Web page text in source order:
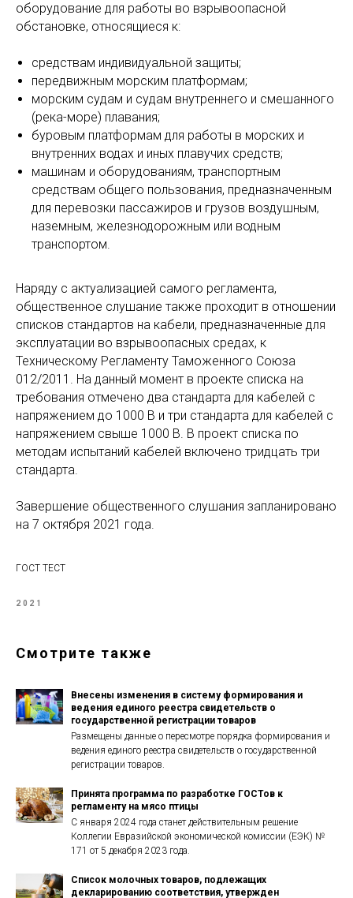
оборудование для работы во взрывоопасной
обстановке, относящиеся к:
средствам индивидуальной защиты;
передвижным морским платформам;
морским судам и судам внутреннего и смешанного
(река-море) плавания;
буровым платформам для работы в морских и
внутренних водах и иных плавучих средств;
машинам и оборудованиям, транспортным
средствам общего пользования, предназначенным
для перевозки пассажиров и грузов воздушным,
наземным, железнодорожным или водным
транспортом.
Наряду с актуализацией самого регламента,
общественное слушание также проходит в отношении
списков стандартов на кабели, предназначенные для
эксплуатации во взрывоопасных средах, к
Техническому Регламенту Таможенного Союза
012/2011. На данный момент в проекте списка на
требования отмечено два стандарта для кабелей с
напряжением до 1000 В и три стандарта для кабелей с
напряжением свыше 1000 В. В проект списка по
методам испытаний кабелей включено тридцать три
стандарта.
Завершение общественного слушания запланировано
на 7 октября 2021 года.
ГОСТ ТЕСТ
2021
Смотрите также
Внесены изменения в систему формирования и
ведения единого реестра свидетельств о
государственной регистрации товаров
Размещены данные о пересмотре порядка формирования и
ведения единого реестра свидетельств о государственной
регистрации товаров.
Принята программа по разработке ГОСТов к
регламенту на мясо птицы
С января 2024 года станет действительным решение
Коллегии Евразийской экономической комиссии (ЕЭК) №
171 от 5 декабря 2023 года.
Список молочных товаров, подлежащих
декларированию соответствия, утвержден